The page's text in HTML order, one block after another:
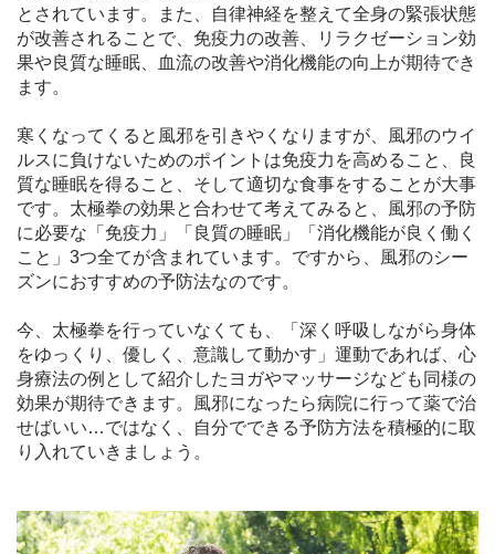
とされています。また、自律神経を整えて全身の緊張状態
が改善されることで、免疫力の改善、リラクゼーション効
果や良質な睡眠、血流の改善や消化機能の向上が期待でき
ます。
寒くなってくると風邪を引きやくなりますが、風邪のウイ
ルスに負けないためのポイントは免疫力を高めること、良
質な睡眠を得ること、そして適切な食事をすることが大事
です。太極拳の効果と合わせて考えてみると、風邪の予防
に必要な「免疫力」「良質の睡眠」「消化機能が良く働く
こと」3つ全てが含まれています。ですから、風邪のシー
ズンにおすすめの予防法なのです。
今、太極拳を行っていなくても、「深く呼吸しながら身体
をゆっくり、優しく、意識して動かす」運動であれば、心
身療法の例として紹介したヨガやマッサージなども同様の
効果が期待できます。風邪になったら病院に行って薬で治
せばいい…ではなく、自分でできる予防方法を積極的に取
り入れていきましょう。